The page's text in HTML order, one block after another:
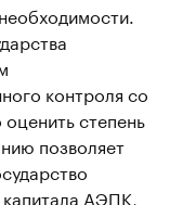
контроля со
степень
позволяет
капитала АЭПК,